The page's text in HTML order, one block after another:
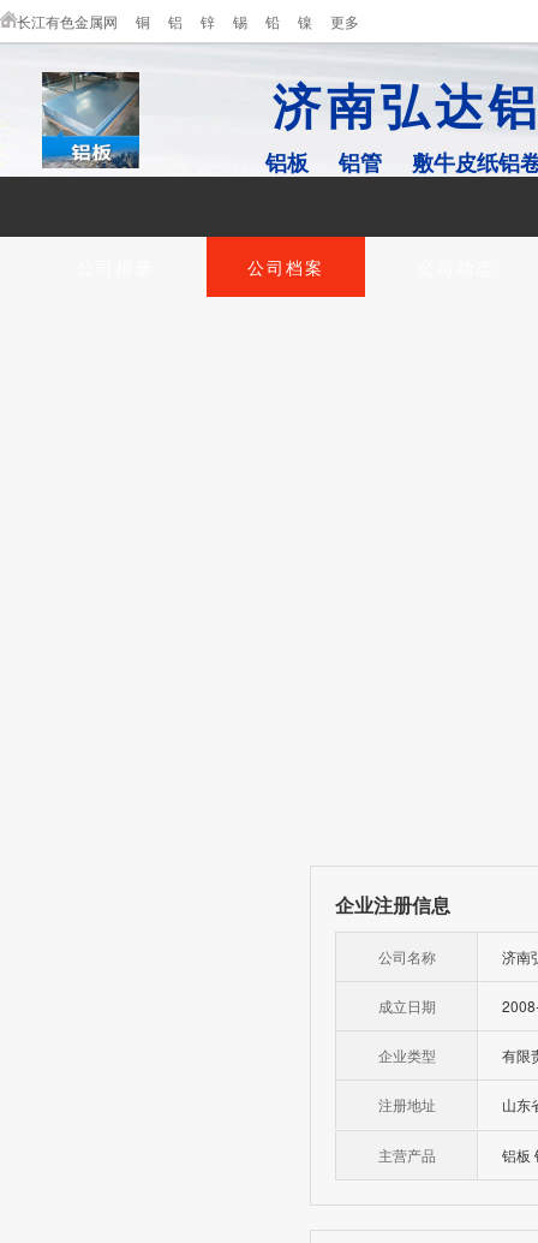
长江有色金属网 铜 铝 锌 锡 铅 镍 更多
济南弘达
铝板 铝管 敷牛皮纸铝
公司档案
企业注册信息
公司名称 济南
成立日期
企业类型 有限
注册地址 山东
主营产品 铝板